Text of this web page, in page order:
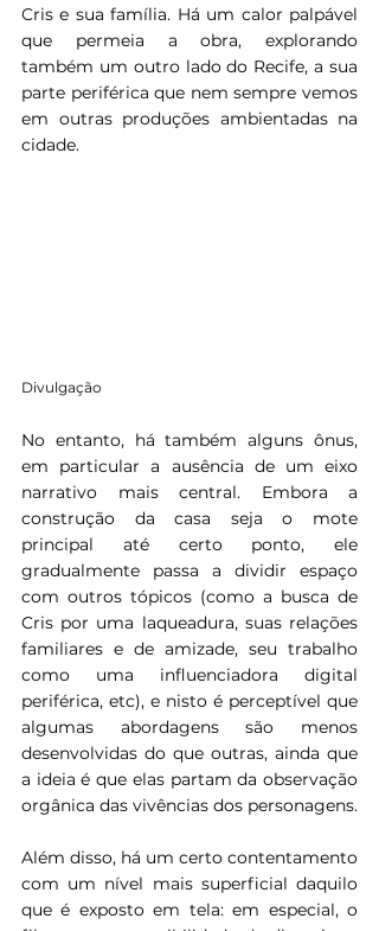
Cris e sua família. Há um calor palpável
que permeia a obra, explorando
também um outro lado do Recife, a sua
parte periférica que nem sempre vemos
em outras produções ambientadas na
cidade.
Divulgação
No entanto, há também alguns ônus,
em particular a ausência de um eixo
narrativo mais central. Embora a
construção da casa seja o mote
principal até certo ponto, ele
gradualmente passa a dividir espaço
com outros tópicos (como a busca de
Cris por uma laqueadura, suas relações
familiares e de amizade, seu trabalho
como uma influenciadora digital
periférica, etc), e nisto é perceptível que
algumas abordagens são menos
desenvolvidas do que outras, ainda que
a ideia é que elas partam da observação
orgânica das vivências dos personagens.
Além disso, há um certo contentamento
com um nível mais superficial daquilo
que é exposto em tela: em especial, o